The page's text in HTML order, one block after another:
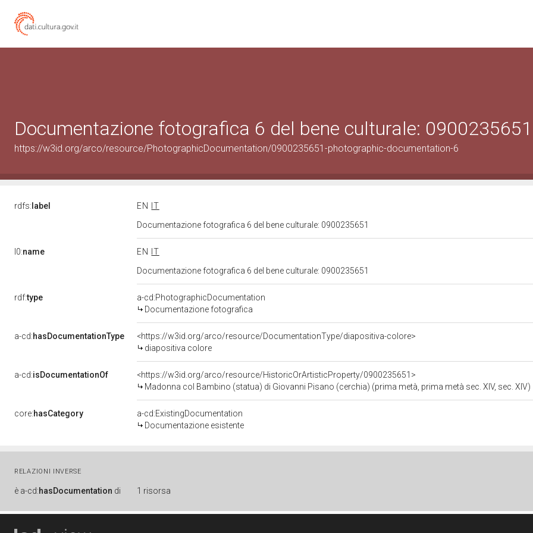
Documentazione fotografica 6 del bene culturale: 0900235651
https://w3id.org/arco/resource/PhotographicDocumentation/0900235651-photographic-documentation-6
rdfs: label EN
IT
Documentazione fotografica 6 del bene culturale: 0900235651
l0:name EN
IT
Documentazione fotografica 6 del bene culturale: 0900235651
rdf:type
a-cd:PhotographicDocumentation
Documentazione fotografica
a-cd:hasDocumentationType
<https://w3id.org/arco/resource/DocumentationType/diapositiva-colore>
diapositiva colore
a-cd:isDocumentationOf
<https://w3id.org/arco/resource/HistoricOrArtisticProperty/0900235651>
Madonna col Bambino (statua) di Giovanni Pisano (cerchia) (prima metà, prima metà sec. XIV, sec. XIV)
core:hasCategory
a-cd:ExistingDocumentation
Documentazione esistente
RELAZIONI INVERSE
è a-cd:hasDocumentation di 1 risorsa